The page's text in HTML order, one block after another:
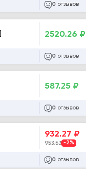
0 отзывов
2520.26 ₽
0 отзывов
587.25 ₽
0 отзывов
932.27 ₽
953.53 -2%
0 отзывов